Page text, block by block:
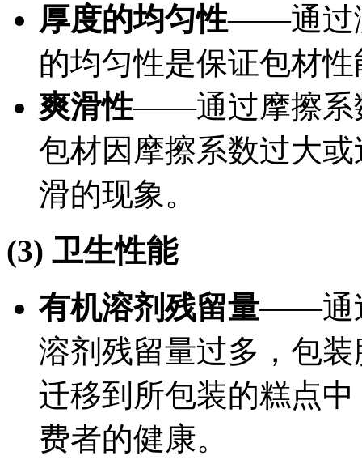
厚度的均匀性——通过
的均匀性是保证包材
爽滑性——通过摩擦系
包材因摩擦系数过大
滑的现象。
(3) 卫生性能
有机溶剂残留量——通
溶剂残留量过多，包
迁移到所包装的糕点
费者的健康。